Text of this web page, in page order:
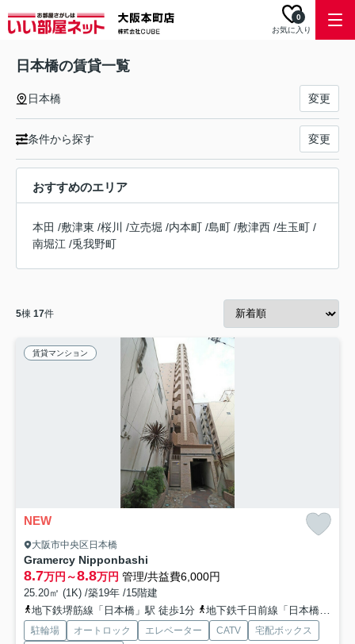
お気に入り
0
日本橋の賃貸一覧
日本橋 変更
条件から探す 変更
おすすめのエリア
本田 /敷津東 /桜川 /立売堀 /内本町 /島町 /敷津西 /生玉町 /
南堀江 /兎我野町
5棟 17件
賃貸マンション
NEW
大阪市中央区日本橋
Gramercy Nipponbashi
8.7万円～8.8万円 管理/共益費6,000円
25.20㎡ (1K) /築19年 /15階建
地下鉄堺筋線「日本橋」駅 徒歩1分
地下鉄千日前線「日本橋」駅 徒歩1分
駐輪場 オートロック エレベーター CATV
宅配ボックス